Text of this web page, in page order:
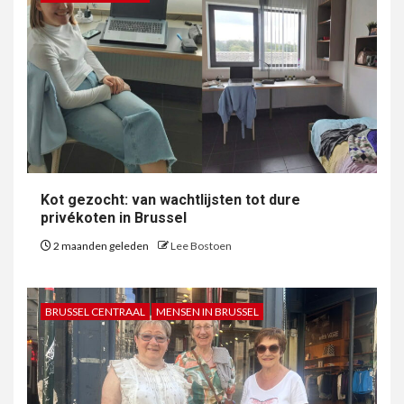
Kot gezocht: van wachtlijsten tot dure
privékoten in Brussel
2 maanden geleden Lee Bostoen
BRUSSEL CENTRAAL MENSEN IN BRUSSEL